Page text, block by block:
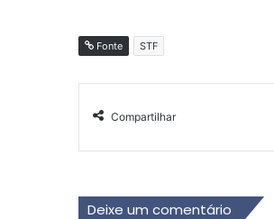
Fonte STF
Compartilhar
Deixe um comentário